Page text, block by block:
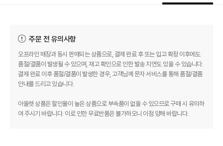
주문 전 유의사항
오프라인 매장과 동시 판매되는 상품으로, 결제 완료 후 또는 입고 확정 이후에도
품절/결품이 발생될 수 있으며, 재고 확인으로 인한 발송 지연도 있을 수 있습니다.
결제 완료 이후 품절/결품이 발생한 경우, 고객님께 문자 서비스를 통해 품절/결품
안내를 드리고 있습니다.
아울렛 상품은 할인율이 높은 상품으로 부속품이 없을 수 있으므로 구매 시 유의하
여 주시기 바랍니다. 이로 인한 무료반품은 불가하오니 이점 양해 바랍니다.